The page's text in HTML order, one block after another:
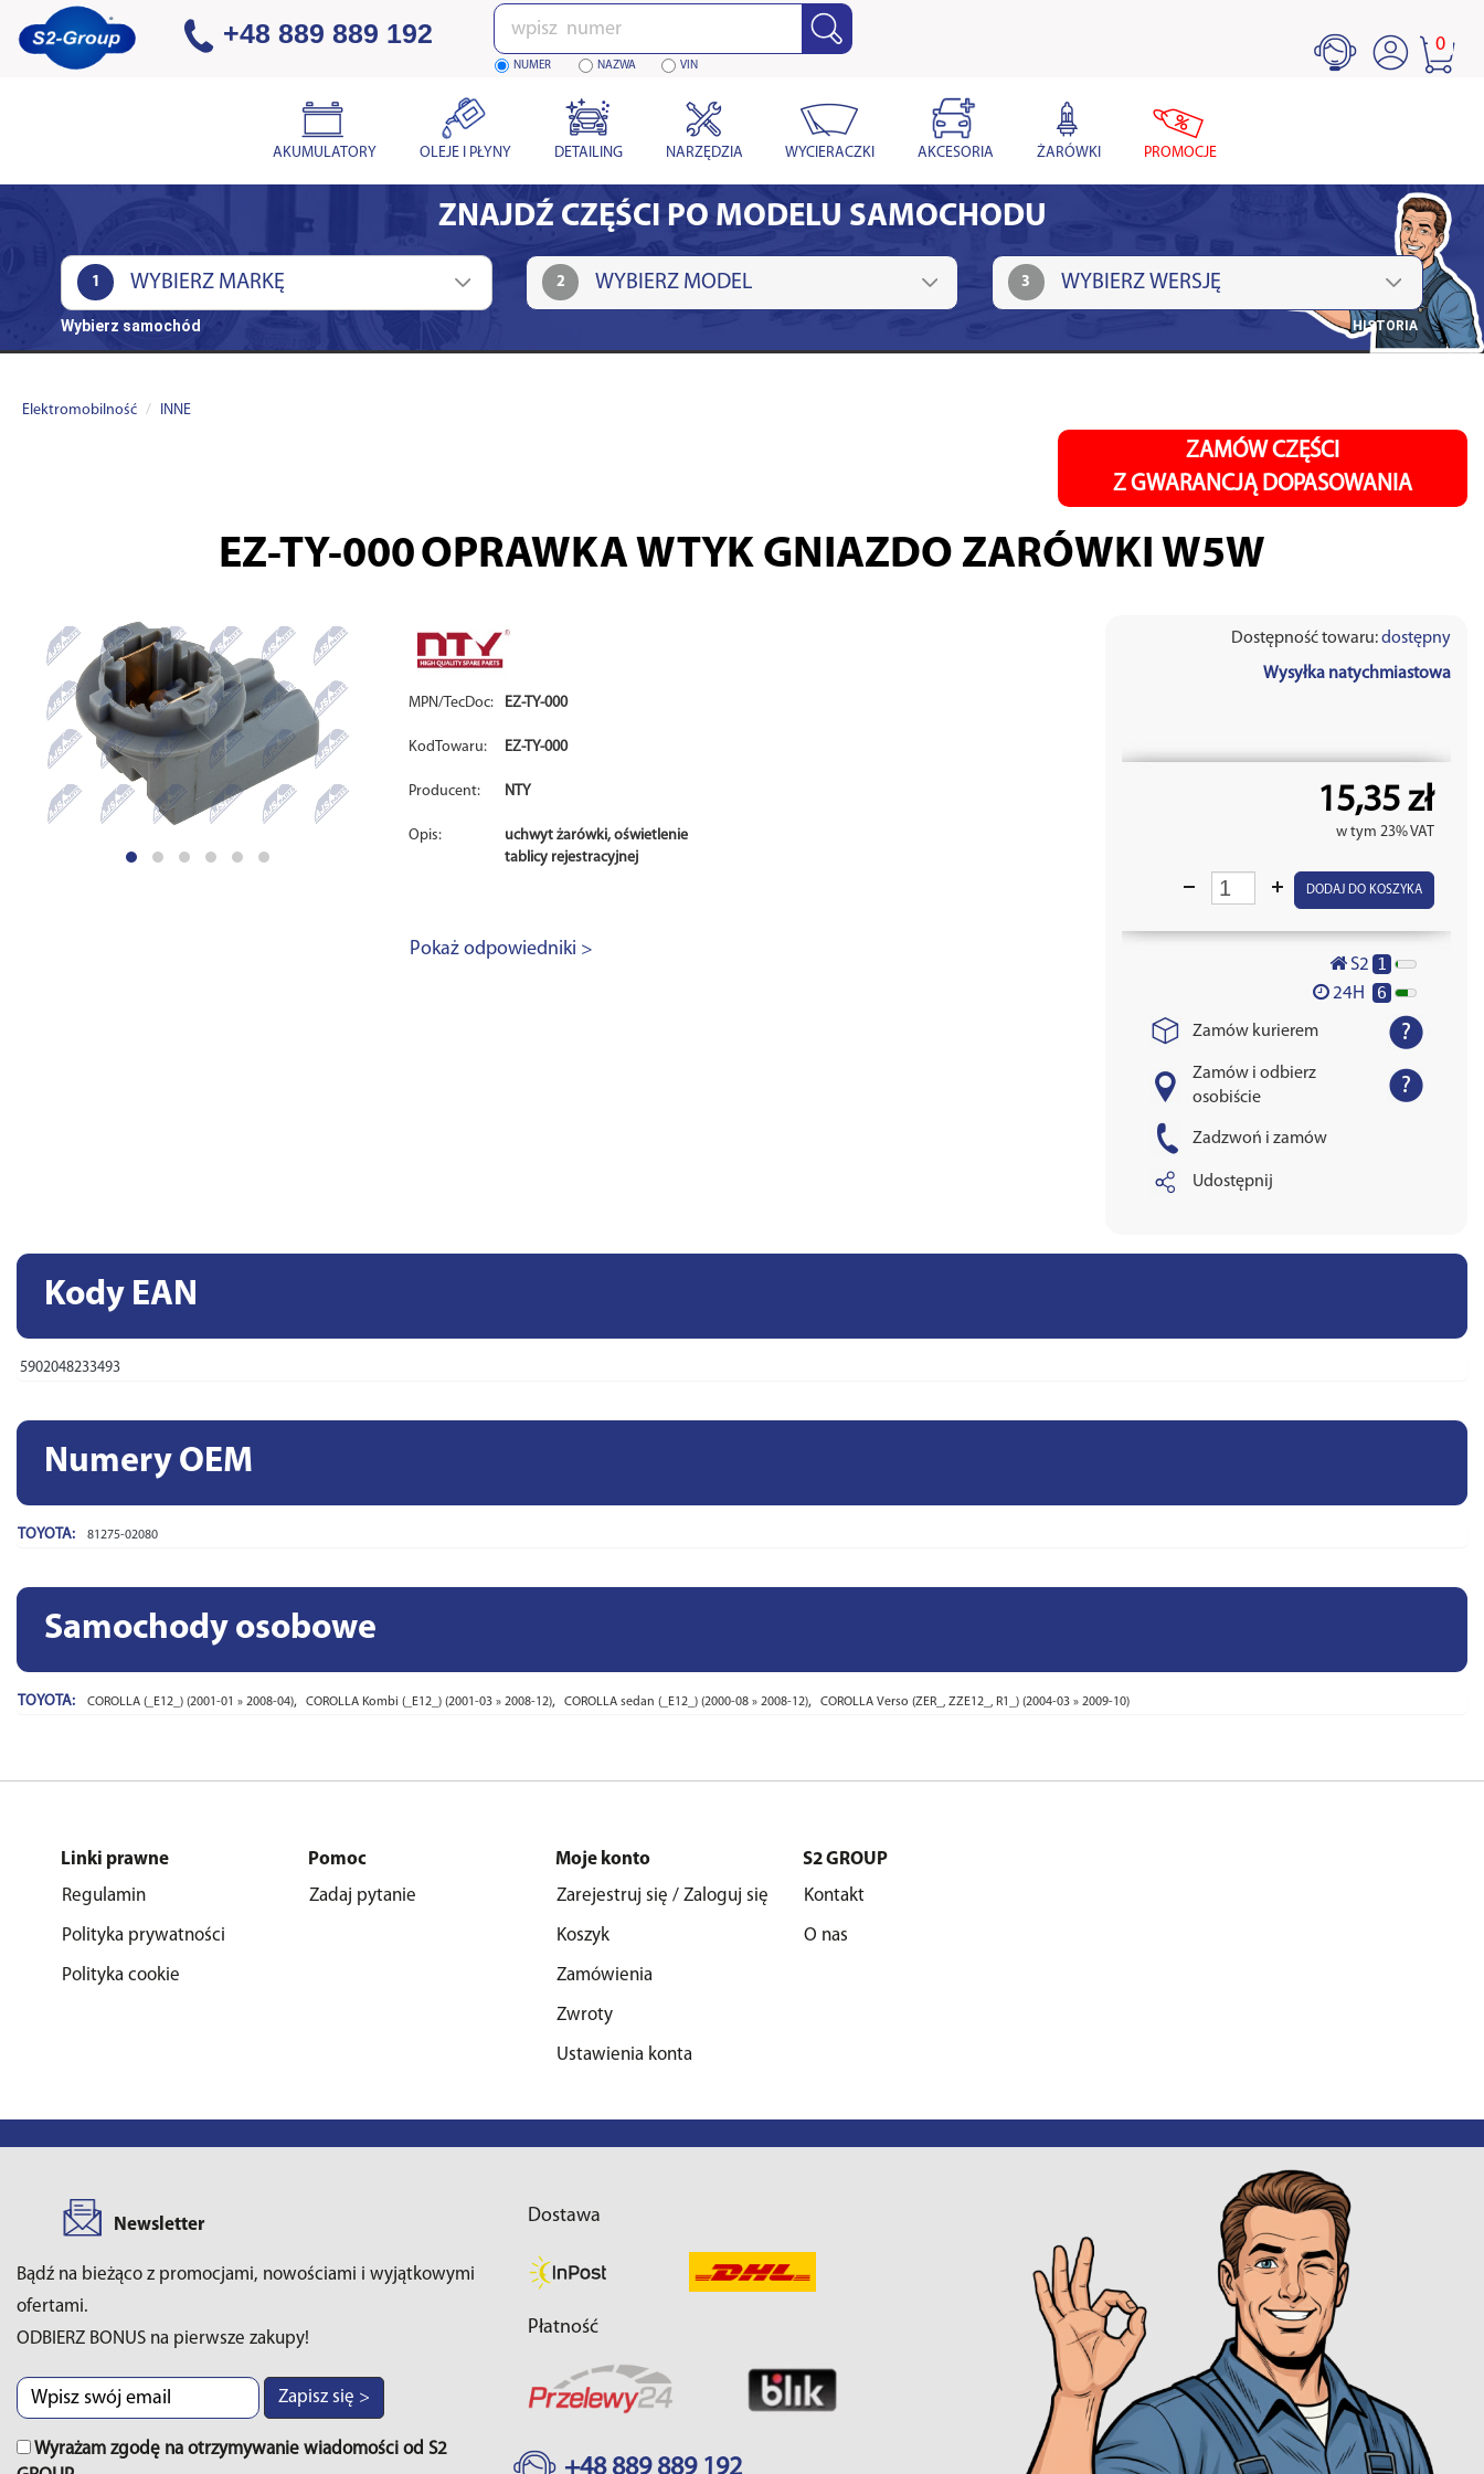
+48 889 889 192 Wpisz
numer
NUMER NAZWA VIN
0
AKUMULATORY OLEJE I PŁYNY DETAILING NARZĘDZIA WYCIERACZKI AKCESORIA ŻARÓWKI PROMOCJE
ZNAJDŹ CZĘŚCI PO MODELU SAMOCHODU
1 2 3
Wybierz samochód HISTORIA
Elektromobilność INNE
ZAMÓW CZĘŚCI
Z GWARANCJĄ DOPASOWANIA
EZ-TY-000OPRAWKA WTYK GNIAZDO ZARÓWKI W5W
MPN/TecDoc: EZ-TY-000
KodTowaru: EZ-TY-000
Producent: NTY
Opis:
uchwyt żarówki, oświetlenie
tablicy rejestracyjnej
Pokaż odpowiedniki >
Dostępność towaru:dostępny
Wysyłka natychmiastowa
15,35 zł
w tym 23% VAT
DODAJ DO KOSZYKA
S2 1
24H 6
Zamów kurierem
Zamów i odbierz
osobiście
Zadzwoń i zamów
Udostępnij
Kody EAN
5902048233493
Numery OEM
TOYOTA: 81275-02080
Samochody osobowe
TOYOTA: COROLLA (_E12_) (2001-01 » 2008-04), COROLLA Kombi (_E12_) (2001-03 » 2008-12), COROLLA sedan (_E12_) (2000-08 » 2008-12), COROLLA Verso (ZER_, ZZE12_, R1_) (2004-03 » 2009-10)
Linki prawne
Regulamin
Polityka prywatności
Polityka cookie
Pomoc
Zadaj pytanie
Moje konto
Zarejestruj się / Zaloguj się
Koszyk
Zamówienia
Zwroty
Ustawienia konta
S2 GROUP
Kontakt
O nas
Newsletter
Bądź na bieżąco z promocjami, nowościami i wyjątkowymi
ofertami.
ODBIERZ BONUS na pierwsze zakupy!
Zapisz się >
Wyrażam zgodę na otrzymywanie wiadomości od S2
Dostawa
Płatność